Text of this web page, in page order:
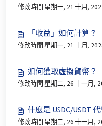
修改時間 星期一, 21 十月,
「收益」如何計算？
修改時間 星期一, 21 十月,
如何獲取虛擬貨幣？
修改時間 星期二, 26 十一月,
什麼是 USDC/USDT 代
修改時間 星期二, 26 十一月,